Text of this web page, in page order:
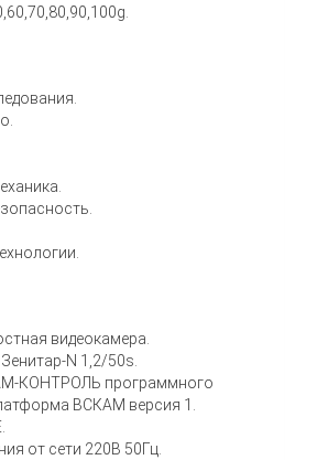
видеокамера.
N 1,2/50s.
КОНТРОЛЬ программного
ВСКАМ версия 1.
от сети 220В 50Гц.